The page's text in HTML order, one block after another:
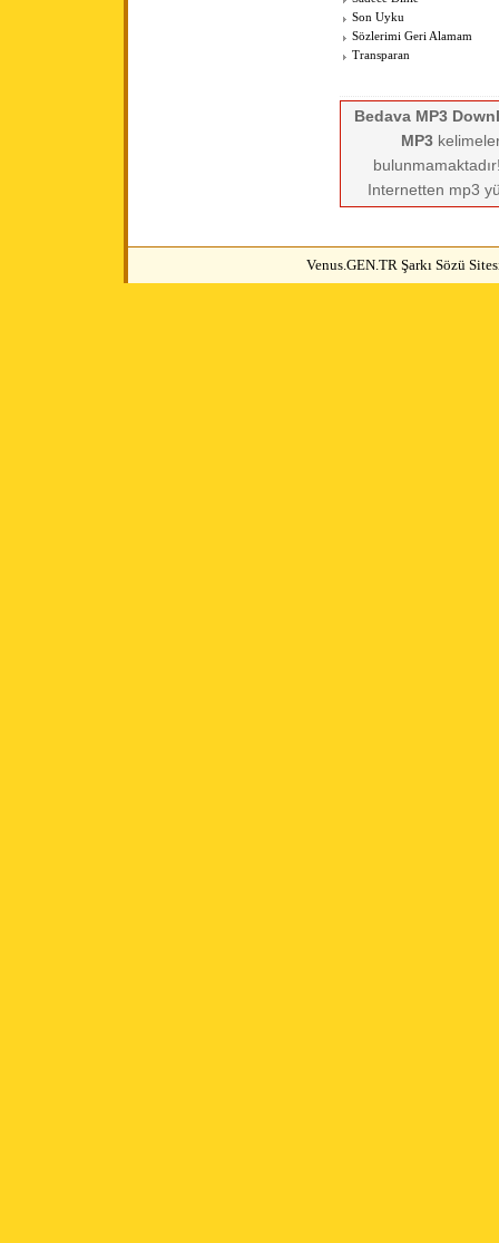
Son Uyku
Sözlerimi Geri Alamam
Transparan
Bedava MP3
MP3
Internetten mp3
Venus.GEN.TR Şarkı Sözü